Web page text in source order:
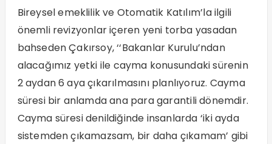
Bireysel emeklilik ve Otomatik Katılım’la ilgili
önemli revizyonlar içeren yeni torba yasadan
bahseden Çakırsoy, ‘‘Bakanlar Kurulu’ndan
alacağımız yetki ile cayma konusundaki sürenin
2 aydan 6 aya çıkarılmasını planlıyoruz. Cayma
süresi bir anlamda ana para garantili dönemdir.
Cayma süresi denildiğinde insanlarda ‘iki ayda
sistemden çıkamazsam, bir daha çıkamam’ gibi